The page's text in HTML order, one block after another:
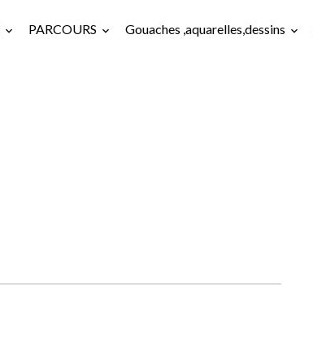
PARCOURS Gouaches ,aquarelles,dessins